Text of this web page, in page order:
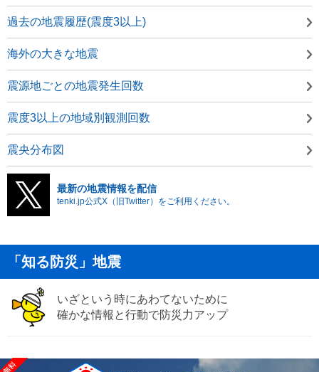
過去の地震履歴(震度3以上)
海外の大きな地震
震源地ごとの地震発生回数
震度3以上の地域別観測回数
震央分布図
最新の地震情報を配信
tenki.jp公式X（旧Twitter）をご利用ください。
「知る防災」地震
いざという時にあわてないために
確かな情報と行動で防災力アップ